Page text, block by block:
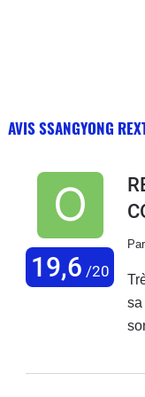
AVIS SSANGYONG
19,6 /20
Par
sa